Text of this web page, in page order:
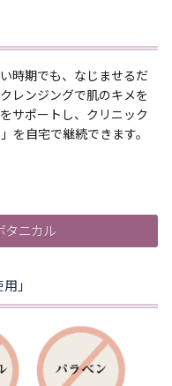
時期でも、なじませるだ
レンジングで肌のキメを
サポートし、クリニック
を自宅で継続できます。
タニカル
」